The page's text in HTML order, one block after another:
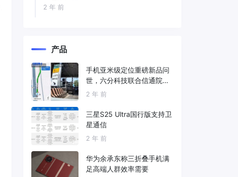
2 年 前
产品
手机亚米级定位重磅新品问
世，六分科技联合信通院发
布免费服务
2 年 前
三星S25 Ultra国行版支持卫
星通信
2 年 前
华为余承东称三折叠手机满
足高端人群效率需要